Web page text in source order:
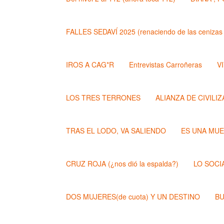
FALLES SEDAVÍ 2025 (renaciendo de las
IROS A CAG*R Entrevistas Carroñeras
LOS TRES TERRONES ALIANZA DE
TRAS EL LODO, VA SALIENDO ES UNA
CRUZ ROJA (¿nos dió la espalda?) LO
DOS MUJERES(de cuota) Y UN DESTINO